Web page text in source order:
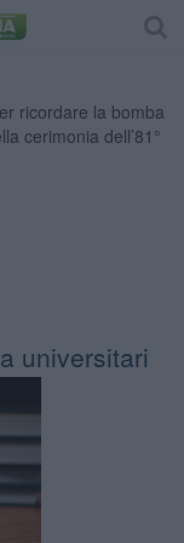
universitari